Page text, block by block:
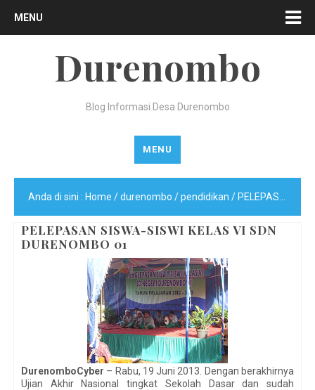
MENU
Durenombo
Blog Informasi Desa Durenombo
MENU
Anda di sini : Home /durenombo /pendidikan / PELEPASAN SISWA-SISWI KELAS VI SDN DURENOMBO 01
PELEPASAN SISWA-SISWI KELAS VI SDN
DURENOMBO 01
DurenomboCyber – Rabu, 19 Juni 2013. Dengan berakhirnya
Ujian Akhir Nasional tingkat Sekolah Dasar dan sudah